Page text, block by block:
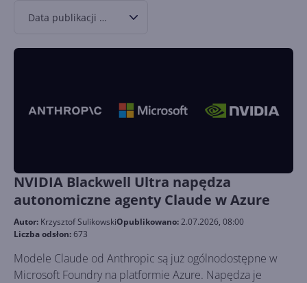
Data publikacji malejąco
NVIDIA Blackwell Ultra napędza
autonomiczne agenty Claude w Azure
Autor: Krzysztof SulikowskiOpublikowano:2.07.2026, 08:00
Liczba odsłon:673
Modele Claude od Anthropic są już ogólnodostępne w
Microsoft Foundry na platformie Azure. Napędza je